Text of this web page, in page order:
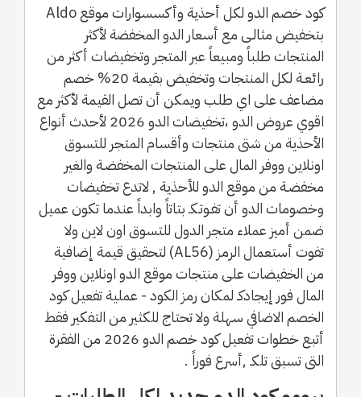
كود خصم الدو لكل أحذية وأكسسوارات موقع Aldo
بتخفيض مثالـى مع أسعار الدو المخفضة لأكثر
المنتجات طلباً ومبيعاً عبر المتجر وتخفيضات أكثر من
رائعـة لكل المنتجات وتخفيض بقيمة 20% خصم
مضاعف على اي طلب ويمكن أن تصل القيمة لأكثر مع
اقوي عروض الدو ،تخفيضات الدو 2026 لأحدث أنواع
الأحذية من شتى منتجات وأقسام المتجر للتسوق
اونلاين ووفر المال على المنتجات المخفضـة والغير
مخفضـة من موقع الدو للأحذية , لاتدع تخفيضات
وخصومات الدو أن تفـوتـكـ بتاتاً وابداً عندما تكون عميل
ضمن أميز عملاء متجر الدول للتسوق اون لاين ولا
تفوت أستعمال الرمز (AL56) لتحقيق قيمة إضافية
من الخفيضات على منتجات موقع الدو اونلاين ووفر
المال فور إيجادكـ لمكان رمز الكود - عملية تفعيل كود
الخصم الاضافي سهلة ولا تحتاج للكثير من التفكير فقط
أتبع خطوات تفعيل كود خصم الدو 2026 من الفقرة
التى تسبق تلكـ ,أسرع فوراً .